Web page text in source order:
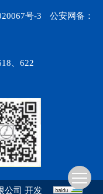
号-3
公安网备：
、622
公司 开发